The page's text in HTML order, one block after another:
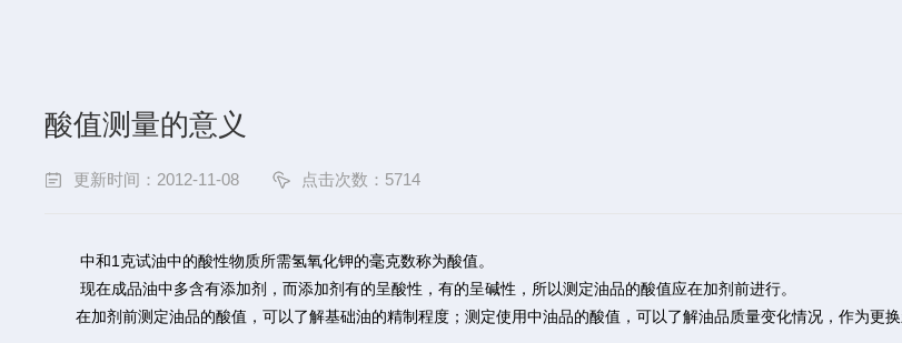
酸值测量的意义
更新时间：2012-11-08 点击次数：5714
中和1克试油中的酸性物质所需氢氧化钾的毫克数称为酸值。
现在成品油中多含有添加剂，而添加剂有的呈酸性，有的呈碱性，所以测定油品的酸值应在加剂前进行。
在加剂前测定油品的酸值，可以了解基础油的精制程度；测定使用中油品的酸值，可以了解油品质量变化情况，作为更换